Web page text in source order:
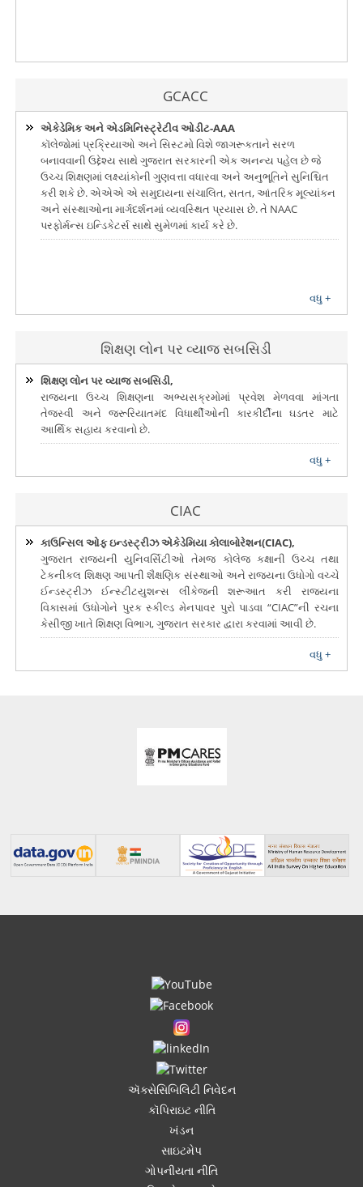
GCACC
એકેડેમિક અને એડમિનિસ્ટ્રેટીવ ઓડીટ-AAA
કૉલેજોમાં પ્રક્રિયાઓ અને સિસ્ટમો વિશે જાગરૂકતાને સરળ
બનાવવાની ઉદ્દેશ્ય સાથે ગુજરાત સરકારની એક અનન્ય પહેલ છે જે
ઉચ્ચ શિક્ષણમાં લક્ષ્યાંકોની ગુણવત્તા વધારવા અને અનુભૂતિને સુનિશ્ચિત
કરી શકે છે. એએએ એ સમુદાયના સંચાલિત, સતત, આંતરિક મૂલ્યાંકન
અને સંસ્થાઓના માર્ગદર્શનમાં વ્યવસ્થિત પ્રયાસ છે. તે NAAC
પરફોર્મન્સ ઇન્ડિકેટર્સ સાથે સુમેળમાં કાર્ય કરે છે.
વધુ +
શિક્ષણ લોન પર વ્યાજ સબસિડી
શિક્ષણ લોન પર વ્યાજ સબસિડી,
રાજ્યના ઉચ્ચ શિક્ષણના અભ્યસક્રમોમાં પ્રવેશ મેળવવા માંગતા
તેજસ્વી અને જરૂરિયાતમંદ વિધાર્થીઓની કારકીર્દીના ઘડતર માટે
આર્થિક સહાય કરવાનો છે.
વધુ +
CIAC
કાઉન્સિલ ઓફ ઇન્ડસ્ટ્રીઝ એકેડેમિયા કોલાબોરેશન(CIAC),
ગુજરાત રાજયની યુનિવર્સિટીઓ તેમજ કોલેજ કક્ષાની ઉચ્ચ તથા
ટેકનીકલ શિક્ષણ આપતી શૈક્ષણિક સંસ્થાઓ અને રાજયના ઉધોગો વચ્ચે
ઈન્ડસ્ટ્રીઝ ઈન્સ્ટીટયુશન્સ લીંકેજની શરૂઆત કરી રાજયના
વિકાસમાં ઉધોગોને પુરક સ્કીલ્ડ મેનપાવર પુરો પાડવા “CIAC”ની રચના
કેસીજી ખાતે શિક્ષણ વિભાગ, ગુજરાત સરકાર દ્વારા કરવામાં આવી છે.
વધુ +
ઍક્સેસિબિલિટી નિવેદન
કૉપિરાઇટ નીતિ
ખંડન
સાઇટમેપ
ગોપનીયતા નીતિ